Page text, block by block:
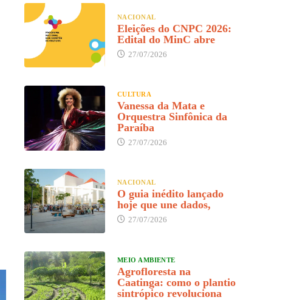
NACIONAL
Eleições do CNPC 2026:
Edital do MinC abre
27/07/2026
CULTURA
Vanessa da Mata e
Orquestra Sinfônica da
Paraíba
27/07/2026
NACIONAL
O guia inédito lançado
hoje que une dados,
27/07/2026
MEIO AMBIENTE
Agrofloresta na
Caatinga: como o plantio
sintrópico revoluciona